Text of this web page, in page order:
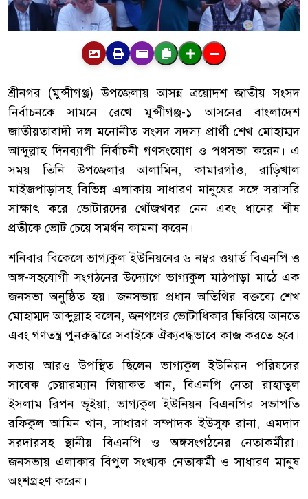
শ্রীনগর (মুন্সীগঞ্জ) উপজেলায় আসন্ন ত্রয়োদশ জাতীয় সংসদ
নির্বাচনকে সামনে রেখে মুন্সীগঞ্জ-১ আসনেরবাংলাদেশ
জাতীয়তাবাদী দলমনোনীত সংসদ সদস্য প্রার্থী শেখ মোহাম্মদ
আব্দুল্লাহ দিনব্যাপী নির্বাচনী গণসংযোগ ও পথসভা করেন। এ
সময় তিনি উপজেলার আলামিন, কামারগাঁও, রাড়িখাল
মাইজপাড়াসহ বিভিন্ন এলাকায় সাধারণ মানুষের সঙ্গে সরাসরি
সাক্ষাৎ করে ভোটারদের খোঁজখবর নেন এবং ধানের শীষ
প্রতীকে ভোট চেয়ে সমর্থন কামনা করেন।
শনিবার বিকেলে ভাগ্যকুল ইউনিয়নের ৬ নম্বর ওয়ার্ড বিএনপি ও
অঙ্গ-সহযোগী সংগঠনের উদ্যোগে ভাগ্যকুল মাঠপাড়া মাঠে এক
জনসভা অনুষ্ঠিত হয়। জনসভায় প্রধান অতিথির বক্তব্যে শেখ
মোহাম্মদ আব্দুল্লাহ বলেন, জনগণের ভোটাধিকার ফিরিয়ে আনতে
এবং গণতন্ত্র পুনরুদ্ধারে সবাইকে ঐক্যবদ্ধভাবে কাজ করতে হবে।
সভায় আরও উপস্থিত ছিলেন ভাগ্যকুল ইউনিয়ন পরিষদের
সাবেক চেয়ারম্যান লিয়াকত খান, বিএনপি নেতা রাহাতুল
ইসলাম রিপন ভূইয়া, ভাগ্যকুল ইউনিয়ন বিএনপির সভাপতি
রফিকুল আমিন খান, সাধারণ সম্পাদক ইউসুফ রানা, এমদাদ
সরদারসহ স্থানীয় বিএনপি ও অঙ্গসংগঠনের নেতাকর্মীরা।
জনসভায় এলাকার বিপুল সংখ্যক নেতাকর্মী ও সাধারণ মানুষ
অংশগ্রহণ করেন।